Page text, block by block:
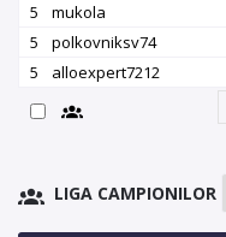
5
mukola
5
polkovniksv74
5
alloexpert7212
LIGA CAMPIONILOR